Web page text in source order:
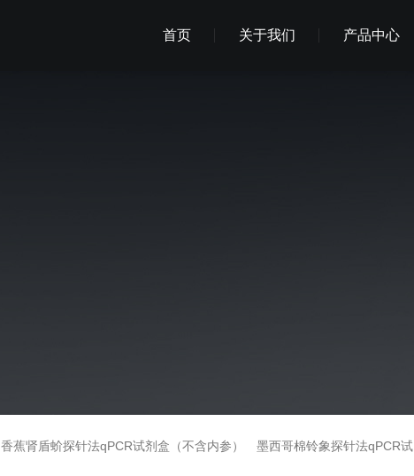
首页 关于我们 产品中心
香蕉肾盾蚧探针法qPCR试剂盒（不含内参） 墨西哥棉铃象探针法qPCR试剂盒（不含内参）